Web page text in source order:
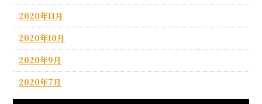
2020年11月
2020年10月
2020年9月
2020年7月